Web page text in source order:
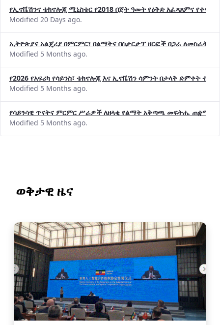
የኢኖቬሽንና ቴክኖሎጂ ሚኒስቴር የ2018 በጀት ዓመት የዕቅድ አፈጻጸምና
Modified 20 Days ago.
ኢትዮጵያና አልጄሪያ በምርምር፣ በልማትና በስታርታፕ ዘርፎች በጋራ ለመስራት
Modified 5 Months ago.
የ2026 የአፍሪካ የሳይንስ፣ ቴክኖሎጂ እና ኢኖቬሽን ሳምንት በታላቅ ድምቀት
Modified 5 Months ago.
የሳይንሳዊ ጥናትና ምርምር ሥራዎች ለዘላቂ የልማት አቅጣጫ መፍትሔ ጠቋሚ
Modified 5 Months ago.
ወቅታዊ ዜና